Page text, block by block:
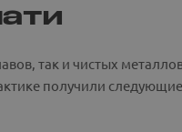
так и чистых
получили